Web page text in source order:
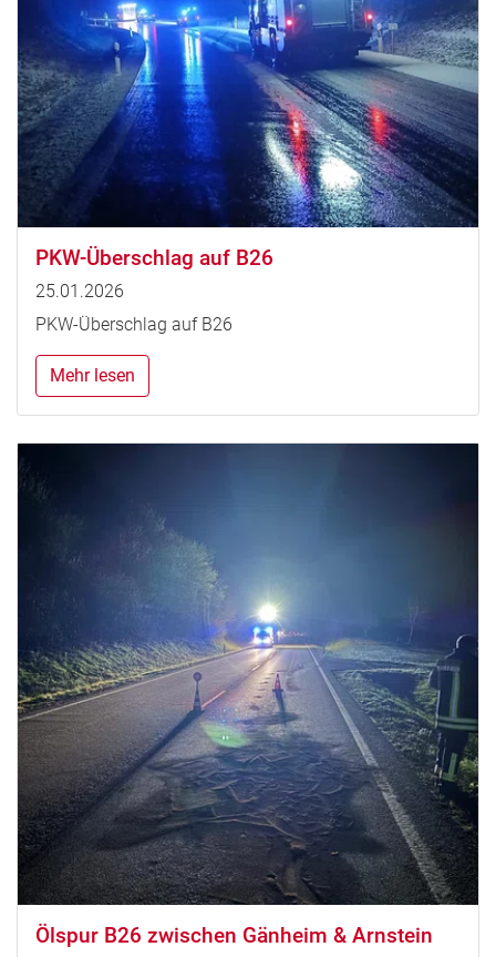
PKW-Überschlag auf B26
25.01.2026
PKW-Überschlag auf B26
Mehr lesen
Ölspur B26 zwischen Gänheim & Arnstein